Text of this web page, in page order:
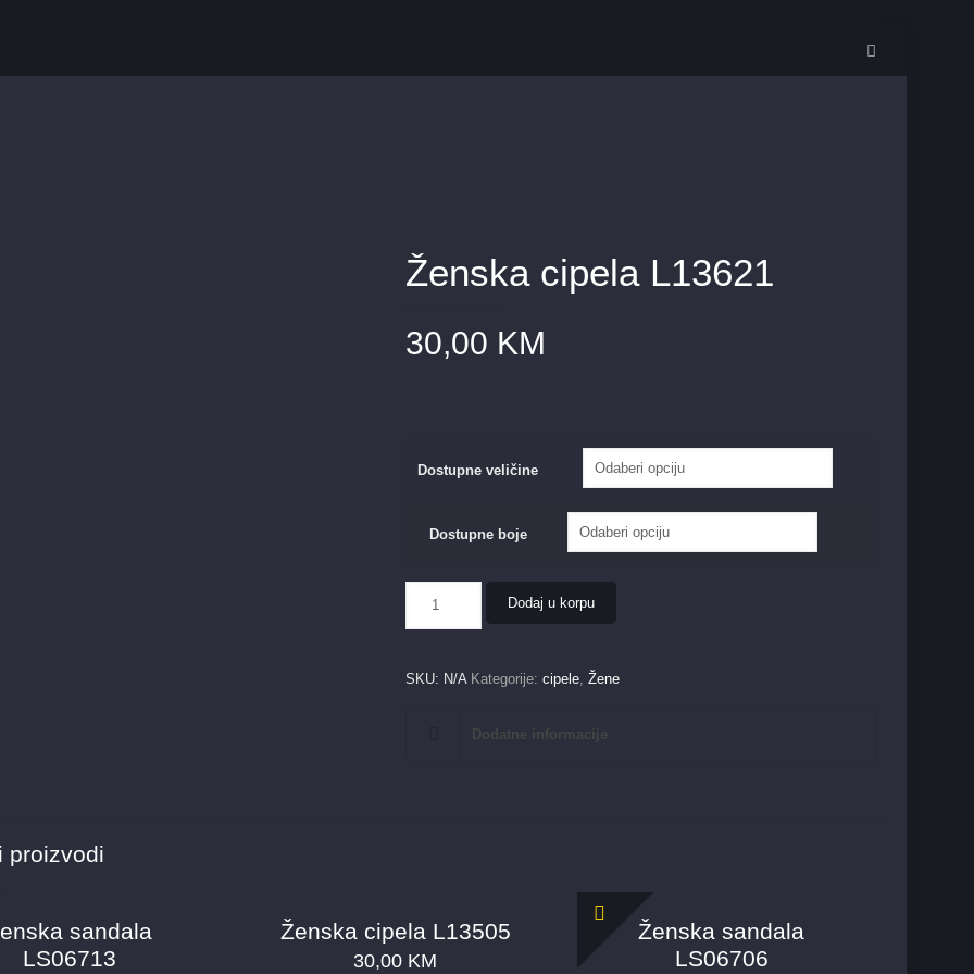
Ženska cipela L13621
30,00 KM
Dostupne veličine
Dostupne boje
Dodaj u korpu
SKU: N/A Kategorije:cipele,Žene
Dodatne informacije
proizvodi
sandala
LS06713
Ženska cipela L13505
30,00 KM
Ženska sandala
LS06706